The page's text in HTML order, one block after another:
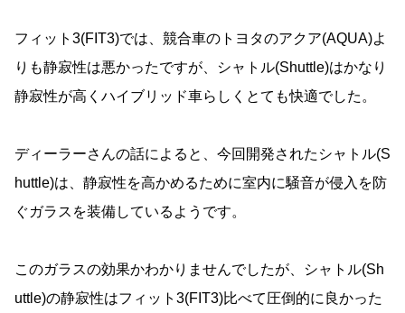
フィット3(FIT3)では、競合車のトヨタのアクア(AQUA)よ
りも静寂性は悪かったですが、シャトル(Shuttle)はかなり
静寂性が高くハイブリッド車らしくとても快適でした。
ディーラーさんの話によると、今回開発されたシャトル(S
huttle)は、静寂性を高かめるために室内に騒音が侵入を防
ぐガラスを装備しているようです。
このガラスの効果かわかりませんでしたが、シャトル(Sh
uttle)の静寂性はフィット3(FIT3)比べて圧倒的に良かった